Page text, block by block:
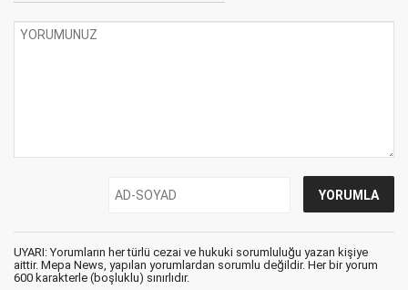
UYARI: Yorumların her türlü cezai ve hukuki sorumluluğu yazan kişiye
aittir. Mepa News, yapılan yorumlardan sorumlu değildir. Her bir yorum
600 karakterle (boşluklu) sınırlıdır.